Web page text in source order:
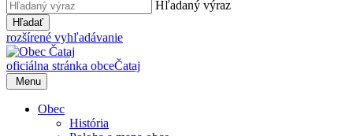
Hľadaný výraz
Hľadať
rozšírené vyhľadávanie
oficiálna stránka obceČataj
Menu
Obec
História